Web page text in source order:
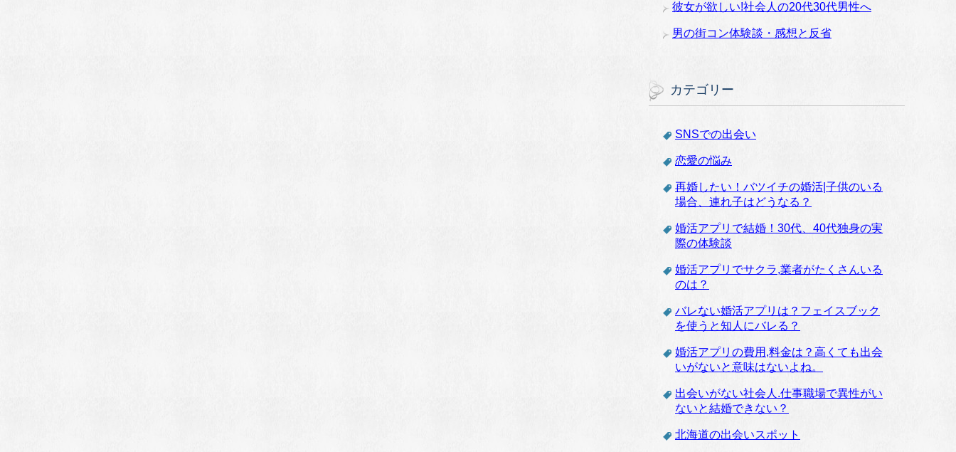
彼女が欲しい!社会人の20代30代男性へ
男の街コン体験談・感想と反省
カテゴリー
SNSでの出会い
恋愛の悩み
再婚したい！バツイチの婚活|子供のいる
場合、連れ子はどうなる？
婚活アプリで結婚！30代、40代独身の実
際の体験談
婚活アプリでサクラ,業者がたくさんいる
のは？
バレない婚活アプリは？フェイスブック
を使うと知人にバレる？
婚活アプリの費用,料金は？高くても出会
いがないと意味はないよね。
出会いがない社会人.仕事職場で異性がい
ないと結婚できない？
北海道の出会いスポット